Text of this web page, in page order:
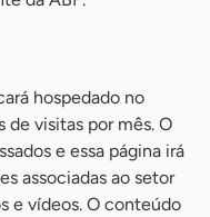
hospedado no
de visitas por mês. O
e essa página irá
associadas ao setor
e vídeos. O conteúdo